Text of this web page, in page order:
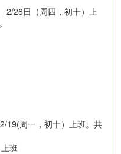
2/26日（周四，初十）上
19(周一，初十）上班。共
班